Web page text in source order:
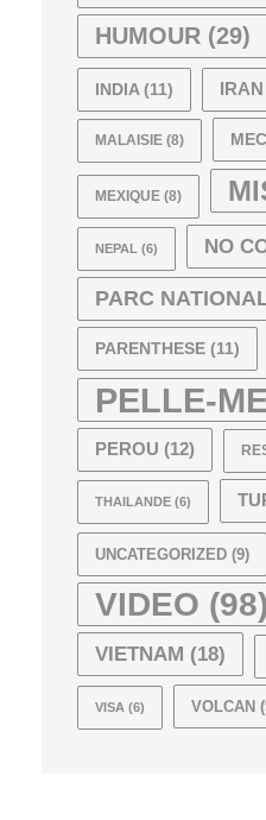
HUMOUR (29)
INDIA (11) IRAN
MALAISIE (8)
MEXIQUE (8)
NEPAL (6) NO
PARC
PARENTHESE (11)
PELLE-
PEROU (12)
THAILANDE (6)
UNCATEGORIZED (9)
VIDEO (98)
VIETNAM (18)
VISA (6) VOLCAN